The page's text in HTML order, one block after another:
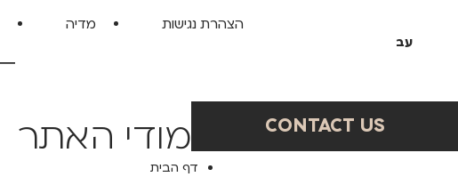
מדיה הצהרת נגישות
עב
עמודי האתר
דף הבית
CONTACT US